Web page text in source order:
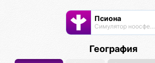
Псиона
Cимулятор ноосферы
География